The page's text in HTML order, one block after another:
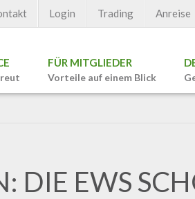
FÜR MITGLIEDER
Vorteile auf einem Blick
Login Trading Anreise
DIE EWS